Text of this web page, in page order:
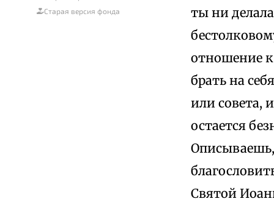
Старая версия фонда
ты ни
отношение к
брать на
или совета,
остается
Святой